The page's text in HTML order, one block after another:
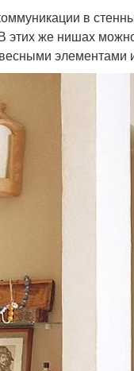
в
этих же нишах
элементами